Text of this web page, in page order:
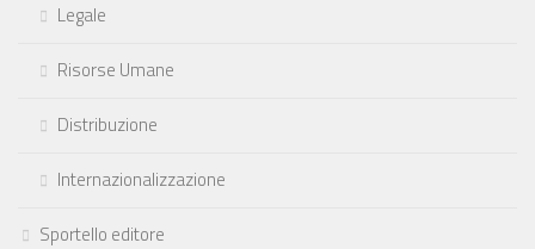
Legale
Risorse Umane
Distribuzione
Internazionalizzazione
Sportello editore